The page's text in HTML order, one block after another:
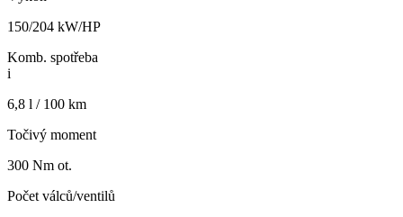
150/204 kW/HP
Komb. spotřeba
i
6,8 l / 100 km
Točivý moment
300 Nm ot.
Počet válců/ventilů